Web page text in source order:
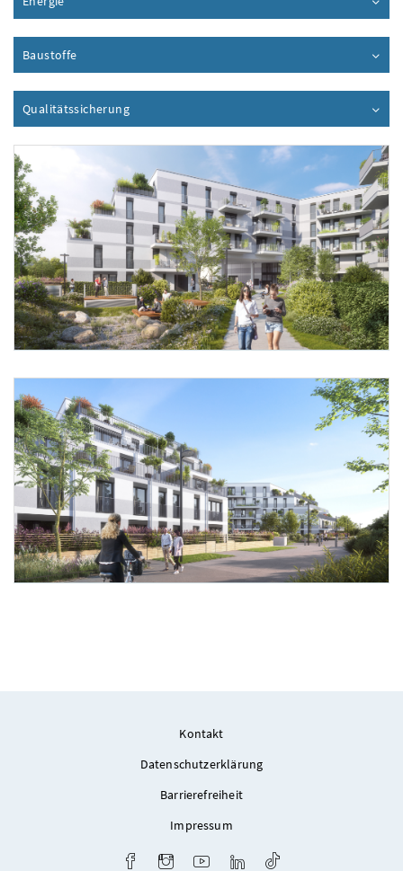
Baustoffe
QualitätssicherungInhalt aufklappen
Kontakt
Datenschutzerklärung
Barrierefreiheit
Impressum
FacebookInstagramYoutube LinkedIn